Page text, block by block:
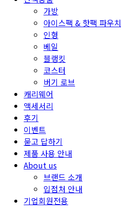
가방
아이스팩 & 핫팩 파우치
인형
베일
블랭킷
코스터
버기 로브
캐리웨어
액세서리
후기
이벤트
묻고 답하기
제품 사용 안내
About us
브랜드 소개
입점처 안내
기업회원전용